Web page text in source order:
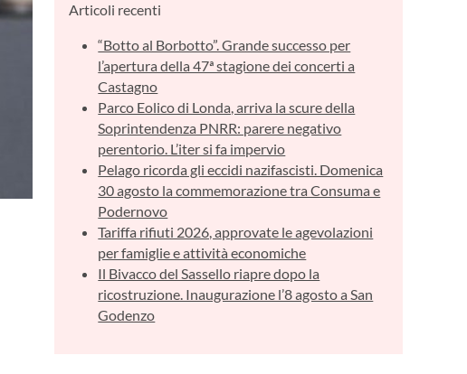
Articoli recenti
“Botto al Borbotto”. Grande successo per
l’apertura della 47ª stagione dei concerti a
Castagno
Parco Eolico di Londa, arriva la scure della
Soprintendenza PNRR: parere negativo
perentorio. L’iter si fa impervio
Pelago ricorda gli eccidi nazifascisti. Domenica
30 agosto la commemorazione tra Consuma e
Podernovo
Tariffa rifiuti 2026, approvate le agevolazioni
per famiglie e attività economiche
Il Bivacco del Sassello riapre dopo la
ricostruzione. Inaugurazione l’8 agosto a San
Godenzo